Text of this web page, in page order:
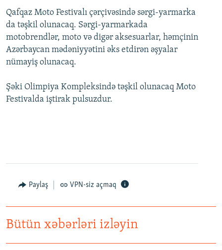
Qafqaz Moto Festivalı çərçivəsində sərgi-yarmarka
da təşkil olunacaq. Sərgi-yarmarkada
motobrendlər, moto və digər aksesuarlar, həmçinin
Azərbaycan mədəniyyətini əks etdirən əşyalar
nümayiş olunacaq.
Şəki Olimpiya Kompleksində təşkil olunacaq Moto
Festivalda iştirak pulsuzdur.
Paylaş VPN-siz açmaq
Bütün xəbərləri izləyin